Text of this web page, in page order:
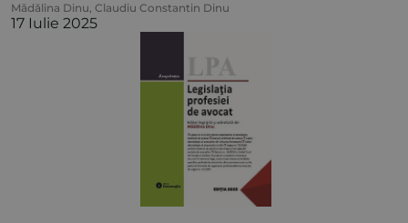
Mădălina Dinu, Claudiu Constantin Dinu
17 Iulie 2025